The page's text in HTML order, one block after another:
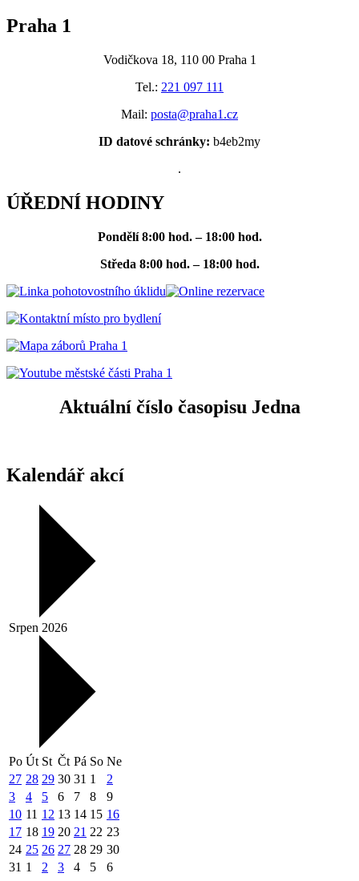
Praha 1
Vodičkova 18, 110 00 Praha 1
Tel.: 221 097 111
Mail: posta@praha1.cz
ID datové schránky: b4eb2my
.
ÚŘEDNÍ HODINY
Pondělí 8:00 hod. – 18:00 hod.
Středa 8:00 hod. – 18:00 hod.
Aktuální číslo časopisu Jedna
Kalendář akcí
Srpen 2026
Po Út St Čt Pá So Ne
27 28 29 30 31 1
2
3
4 5 6 7 8
9
10 11 12 13 14 15 16
17 18 19 20 21 22 23
24 25 26 27 28 29 30
31 1 2 3 4 5 6